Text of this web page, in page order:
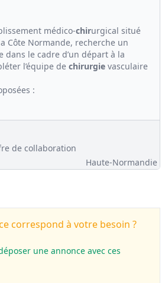
médico-chirurgical situé
Côte Normande, recherche un
dans le cadre d’un départ à la
l’équipe de chirurgie vasculaire
:
de collaboration
Haute-Normandie
correspond à votre besoin ?
une annonce avec ces